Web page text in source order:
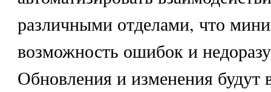
различными отделами, что
возможность ошибок и
Обновления и изменения будут